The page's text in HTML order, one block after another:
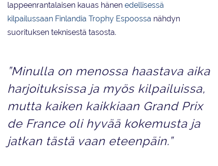
lappeenrantalaisen kauas hänen edellisessä
kilpailussaan Finlandia Trophy Espoossa nähdyn
suorituksen teknisestä tasosta.
”Minulla on menossa haastava aika
harjoituksissa ja myös kilpailuissa,
mutta kaiken kaikkiaan Grand Prix
de France oli hyvää kokemusta ja
jatkan tästä vaan eteenpäin.”